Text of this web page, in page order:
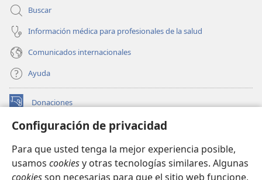
Configuración de privacidad
Para que usted tenga la mejor experiencia posible,
usamos cookiesy otras tecnologías similares. Algunas
cookiesson necesarias para que el sitio web funcione,
Buscar
Información médica para profesionales de la salud
Comunicados internacionales
Ayuda
Donaciones
(abre
nueva BIBLIOTECA EN LÍNEA Watchtower™
una
nueva
ventana)
JW Hub
(abre
una